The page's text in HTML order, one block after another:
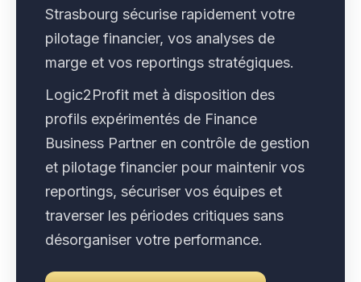
Strasbourg sécurise rapidement votre
pilotage financier, vos analyses de
marge et vos reportings stratégiques.
Logic2Profit met à disposition des
profils expérimentés de Finance
Business Partner en contrôle de gestion
et pilotage financier pour maintenir vos
reportings, sécuriser vos équipes et
traverser les périodes critiques sans
désorganiser votre performance.